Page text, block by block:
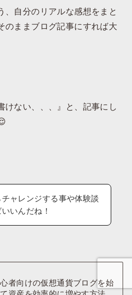
、自分のリアルな感想をまと
のままブログ記事にすれば大
けない、、、』と、記事にし
チャレンジする事や体験談
いんだね！
者向けの仮想通貨ブログを始